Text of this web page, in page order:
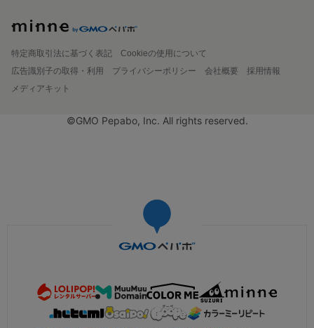
特定商取引法に基づく表記
Cookieの使用について
広告識別子の取得・利用
プライバシーポリシー 会社概要
採用情報
メディアキット
©GMO Pepabo, Inc. All rights reserved.